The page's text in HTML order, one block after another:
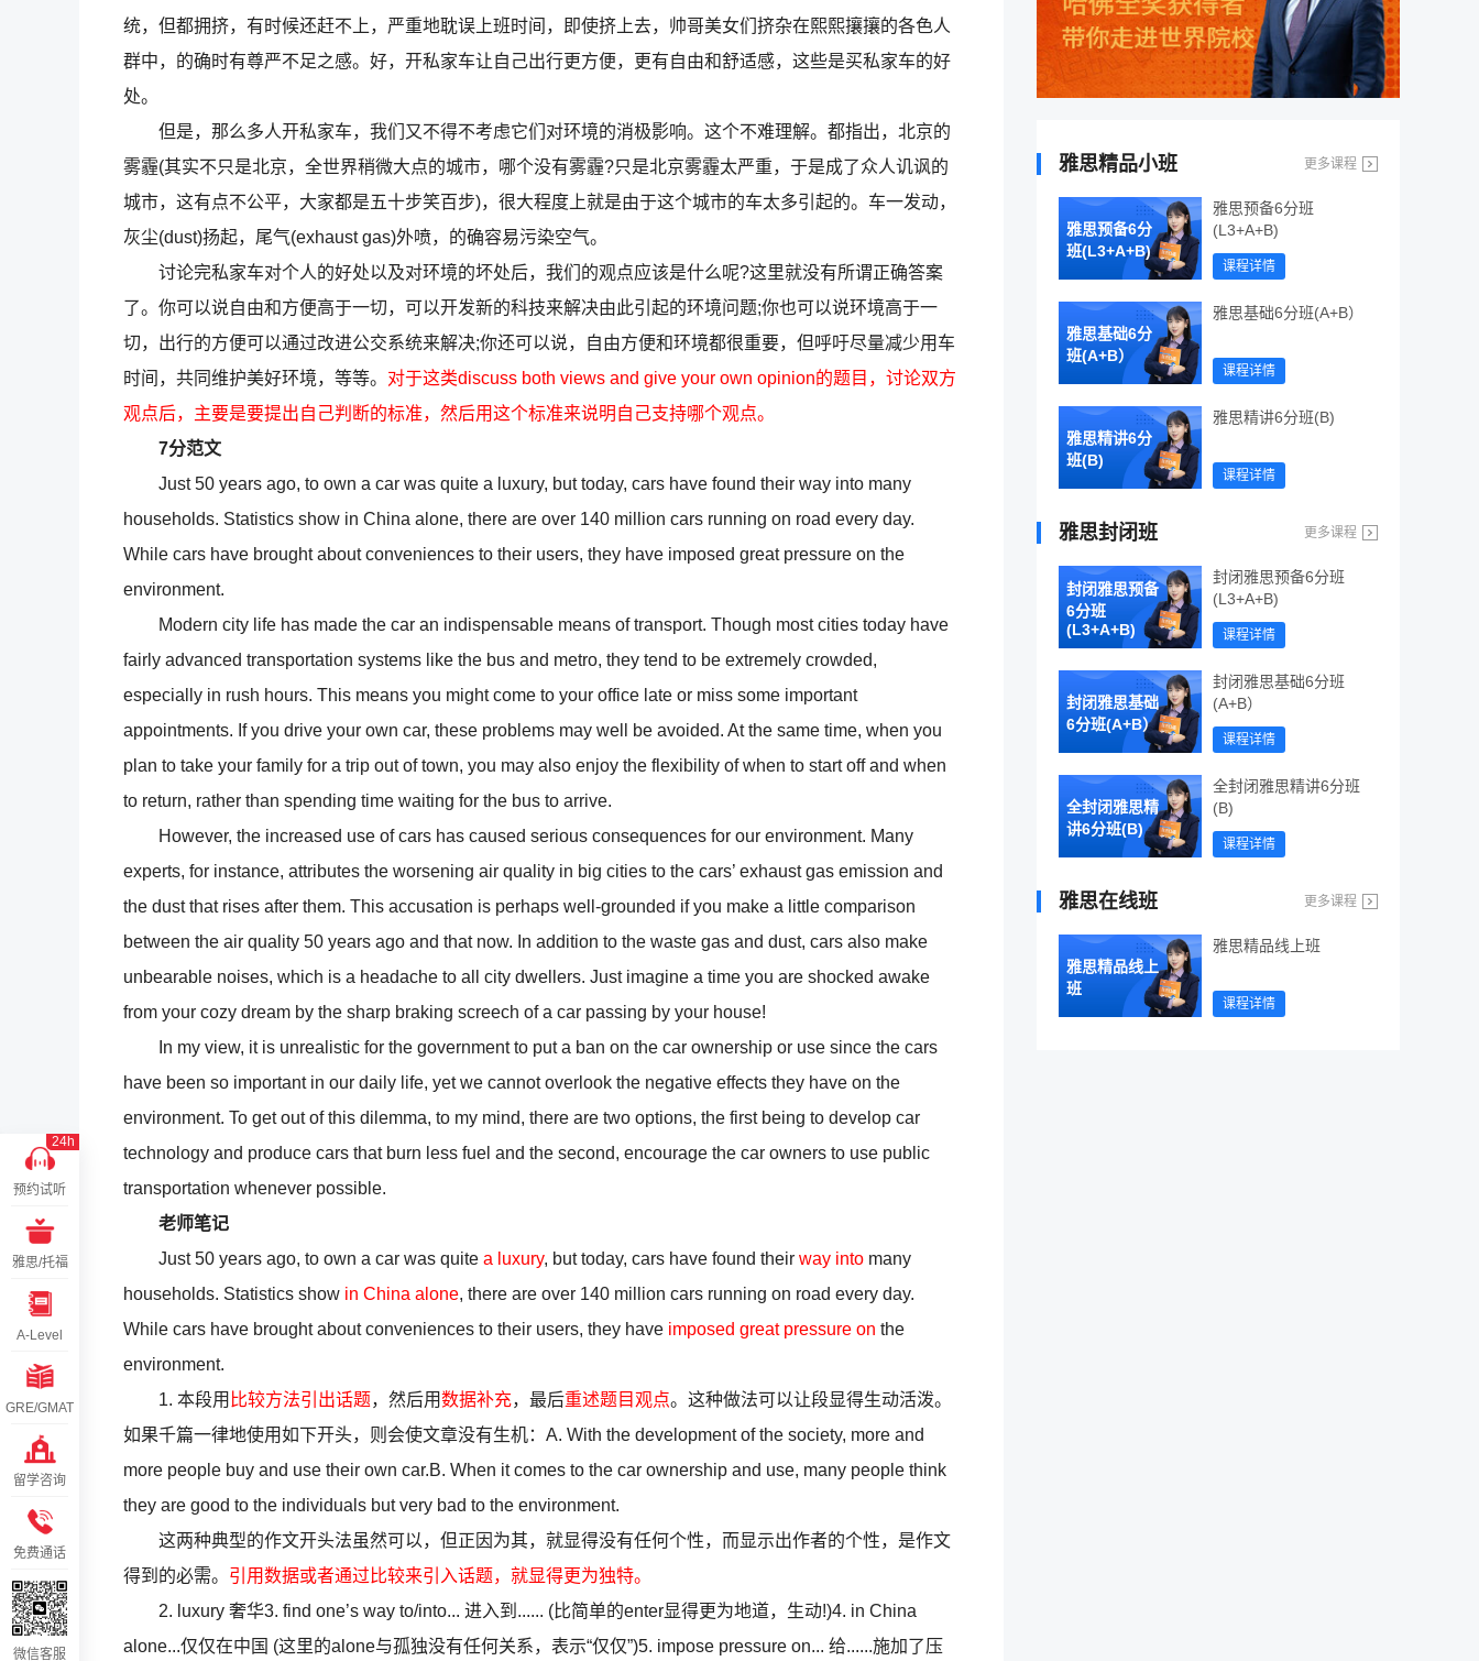
统，但都拥挤，有时候还赶不上，严重地耽误上班时间，即使挤上去，帅哥美女们挤杂在熙熙攘攘的各色人
群中，的确时有尊严不足之感。好，开私家车让自己出行更方便，更有自由和舒适感，这些是买私家车的好
处。
但是，那么多人开私家车，我们又不得不考虑它们对环境的消极影响。这个不难理解。都指出，北京的
雾霾(其实不只是北京，全世界稍微大点的城市，哪个没有雾霾?只是北京雾霾太严重，于是成了众人讥讽的
城市，这有点不公平，大家都是五十步笑百步)，很大程度上就是由于这个城市的车太多引起的。车一发动，
灰尘(dust)扬起，尾气(exhaust gas)外喷，的确容易污染空气。
讨论完私家车对个人的好处以及对环境的坏处后，我们的观点应该是什么呢?这里就没有所谓正确答案
了。你可以说自由和方便高于一切，可以开发新的科技来解决由此引起的环境问题;你也可以说环境高于一
切，出行的方便可以通过改进公交系统来解决;你还可以说，自由方便和环境都很重要，但呼吁尽量减少用车
时间，共同维护美好环境，等等。 对于这类discuss both views and give your own opinion的题目，讨论双方
观点后，主要是要提出自己判断的标准，然后用这个标准来说明自己支持哪个观点。
7分范文
Just 50 years ago, to own a car was quite a luxury, but today, cars have found their way into many
households. Statistics show in China alone, there are over 140 million cars running on road every day.
While cars have brought about conveniences to their users, they have imposed great pressure on the
environment.
Modern city life has made the car an indispensable means of transport. Though most cities today have
fairly advanced transportation systems like the bus and metro, they tend to be extremely crowded,
especially in rush hours. This means you might come to your office late or miss some important
appointments. If you drive your own car, these problems may well be avoided. At the same time, when you
plan to take your family for a trip out of town, you may also enjoy the flexibility of when to start off and when
to return, rather than spending time waiting for the bus to arrive.
However, the increased use of cars has caused serious consequences for our environment. Many
experts, for instance, attributes the worsening air quality in big cities to the cars’ exhaust gas emission and
the dust that rises after them. This accusation is perhaps well-grounded if you make a little comparison
between the air quality 50 years ago and that now. In addition to the waste gas and dust, cars also make
unbearable noises, which is a headache to all city dwellers. Just imagine a time you are shocked awake
from your cozy dream by the sharp braking screech of a car passing by your house!
In my view, it is unrealistic for the government to put a ban on the car ownership or use since the cars
have been so important in our daily life, yet we cannot overlook the negative effects they have on the
environment. To get out of this dilemma, to my mind, there are two options, the first being to develop car
technology and produce cars that burn less fuel and the second, encourage the car owners to use public
transportation whenever possible.
老师笔记
Just 50 years ago, to own a car was quite a luxury, but today, cars have found their way into many
households. Statistics show in China alone, there are over 140 million cars running on road every day.
While cars have brought about conveniences to their users, they have imposed great pressure on the
environment.
1. 本段用 比较方法引出话题，然后用数据补充，最后重述题目观点。这种做法可以让段显得生动活泼。
如果千篇一律地使用如下开头，则会使文章没有生机：A. With the development of the society, more and
more people buy and use their own car.B. When it comes to the car ownership and use, many people think
they are good to the individuals but very bad to the environment.
这两种典型的作文开头法虽然可以，但正因为其，就显得没有任何个性，而显示出作者的个性，是作文
得到的必需。 引用数据或者通过比较来引入话题，就显得更为独特。
2. luxury 奢华3. find one’s way to/into... 进入到...... (比简单的enter显得更为地道，生动!)4. in China
alone...仅仅在中国 (这里的alone与孤独没有任何关系，表示“仅仅”)5. impose pressure on... 给......施加了压
雅思精品小班 更多课程
雅思预备6分
班(L3+A+B)
雅思预备6分班
(L3+A+B)
课程详情
雅思基础6分
班(A+B）
雅思基础6分班(A+B）
课程详情
雅思精讲6分
班(B)
雅思精讲6分班(B)
课程详情
雅思封闭班 更多课程
封闭雅思预备
6分班
(L3+A+B)
封闭雅思预备6分班
(L3+A+B)
课程详情
封闭雅思基础
6分班(A+B）
封闭雅思基础6分班
(A+B）
课程详情
全封闭雅思精
讲6分班(B)
全封闭雅思精讲6分班
(B)
课程详情
雅思在线班 更多课程
雅思精品线上
班
雅思精品线上班
课程详情
24h
预约试听
雅思/托福
A-Level
GRE/GMAT
留学咨询
免费通话
微信客服